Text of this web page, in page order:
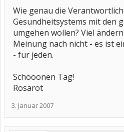
Wie genau die
Gesundheitsystems mit den
umgehen wollen? Viel
Meinung nach nicht - es ist
- für jeden.
Schööönen Tag!
Rosarot
3. Januar 2007